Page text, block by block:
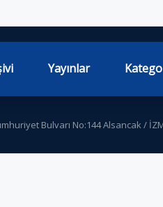
Yayınlar
Bulvarı No:144 Alsancak /